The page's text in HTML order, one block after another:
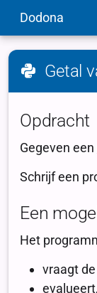
Dodona
Getal